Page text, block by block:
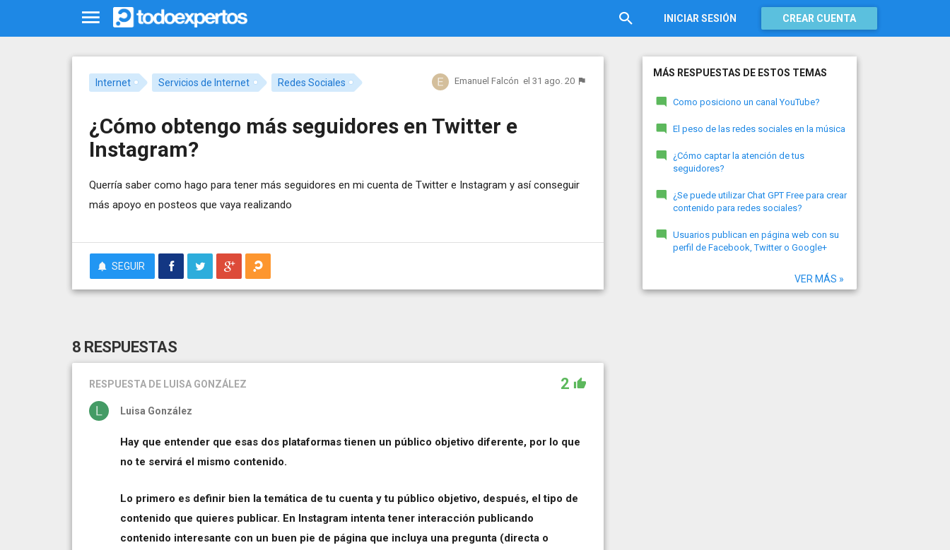
INICIAR SESIÓN CREAR CUENTA
Internet Servicios de Internet Redes Sociales Emanuel Falcón el 31 ago. 20
¿Cómo obtengo más seguidores en Twitter e
Instagram?
Querría saber como hago para tener más seguidores en mi cuenta de Twitter e Instagram y así conseguir
más apoyo en posteos que vaya realizando
SEGUIR
8 RESPUESTAS
RESPUESTA DE LUISA GONZÁLEZ 2
Luisa González
Hay que entender que esas dos plataformas tienen un público objetivo diferente, por lo que
no te servirá el mismo contenido.
Lo primero es definir bien la temática de tu cuenta y tu público objetivo, después, el tipo de
contenido que quieres publicar. En Instagram intenta tener interacción publicando
contenido interesante con un buen pie de página que incluya una pregunta (directa o
MÁS RESPUESTAS DE ESTOS TEMAS
Como posiciono un canal YouTube?
El peso de las redes sociales en la música
¿Cómo captar la atención de tus
seguidores?
¿Se puede utilizar Chat GPT Free para crear
contenido para redes sociales?
Usuarios publican en página web con su
perfil de Facebook, Twitter o Google+
VER MÁS »